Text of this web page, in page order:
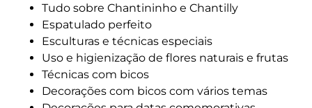
Tudo sobre Chantininho e Chantilly
Espatulado perfeito
Esculturas e técnicas especiais
Uso e higienização de flores naturais e frutas
Técnicas com bicos
Decorações com bicos com vários temas